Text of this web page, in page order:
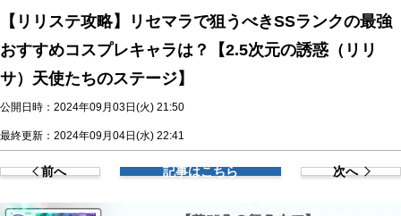
【リリステ攻略】リセマラで狙うべきSSランクの最強
おすすめコスプレキャラは？【2.5次元の誘惑（リリ
サ）天使たちのステージ】
公開日時：2024年09月03日(火) 21:50
最終更新：2024年09月04日(水) 22:41
前へ 記事はこちら 次へ